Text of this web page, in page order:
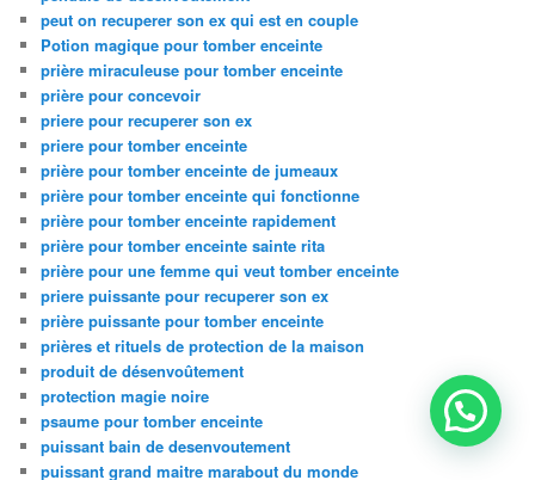
peut on recuperer son ex qui est en couple
Potion magique pour tomber enceinte
prière miraculeuse pour tomber enceinte
prière pour concevoir
priere pour recuperer son ex
priere pour tomber enceinte
prière pour tomber enceinte de jumeaux
prière pour tomber enceinte qui fonctionne
prière pour tomber enceinte rapidement
prière pour tomber enceinte sainte rita
prière pour une femme qui veut tomber enceinte
priere puissante pour recuperer son ex
prière puissante pour tomber enceinte
prières et rituels de protection de la maison
produit de désenvoûtement
protection magie noire
psaume pour tomber enceinte
puissant bain de desenvoutement
puissant grand maitre marabout du monde